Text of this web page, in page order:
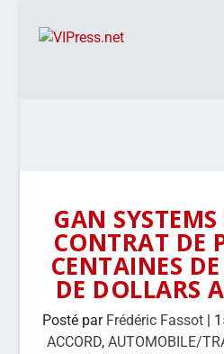
GAN
CONTRAT DE
CENTAINES
DE DOLLARS
Posté par Frédéric Fassot |
ACCORD, AUTOMOBILE/